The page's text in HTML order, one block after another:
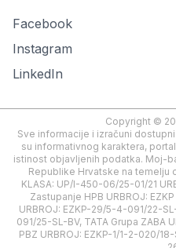
Facebook
Instagram
LinkedIn
Copyright ©
Sve informacije i izračuni
su informativnog karaktera,
istinost objavljenih podatka. Moj-
Republike Hrvatske na temelju
KLASA: UP/I-450-06/25-01/21
Zastupanje HPB URBROJ:
URBROJ: EZKP-29/5-4-091/22-
091/25-SL-BV, TATA Grupa ZABA
PBZ URBROJ: EZKP-1/1-2-020/